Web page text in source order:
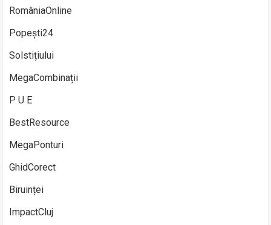
RomâniaOnline
Popești24
Solstițiului
MegaCombinații
P U E
BestResource
MegaPonturi
GhidCorect
Biruinței
ImpactCluj